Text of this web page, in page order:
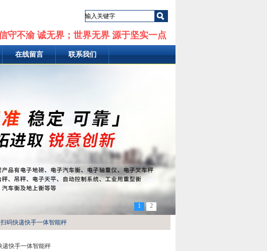
守不渝 诚无界；世界无界 源于坚实一点
在线留言 联系我们
1 2
码快递快手一体智能秤
递快手一体智能秤